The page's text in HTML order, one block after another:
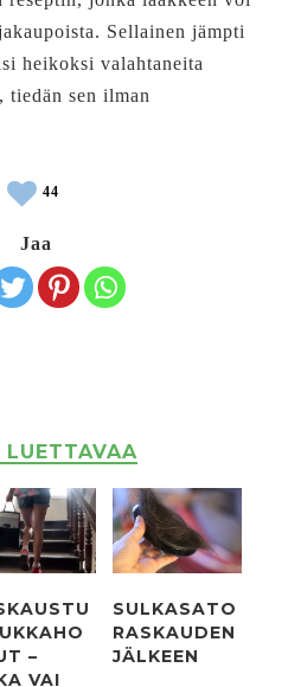
Sellainen jämpti
heikoksi valahtaneita
tiedän sen ilman
44
Jaa
LUETTAVAA
–
VAI
SULKASATO
RASKAUDEN
JÄLKEEN